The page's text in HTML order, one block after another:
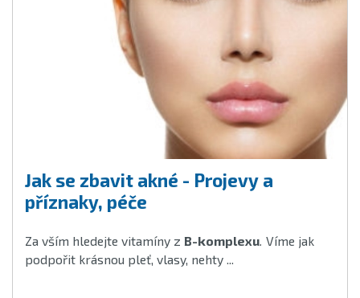
Jak se zbavit akné - Projevy a
příznaky, péče
Za vším hledejte vitamíny z B-komplexu. Víme jak
podpořit krásnou pleť, vlasy, nehty ...